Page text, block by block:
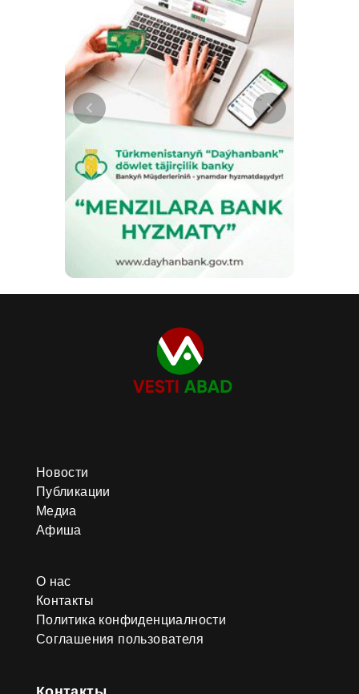
Новости
Публикации
Медиа
Афиша
О нас
Контакты
Политика конфиденциалности
Соглашения пользователя